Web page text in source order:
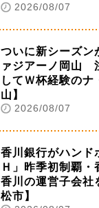
2026/08/07
ついに新シーズン
ァジアーノ岡山
してＷ杯経験のナ
山】
2026/08/07
香川銀行がハンド
Ｈ」昨季初制覇
香川の運営子会社
松市】